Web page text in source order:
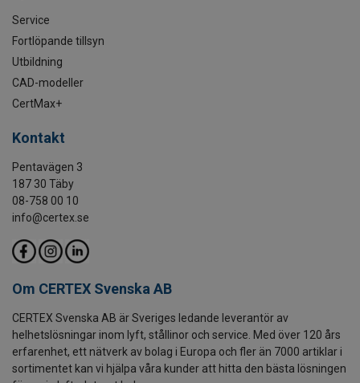
Service
Fortlöpande tillsyn
Utbildning
CAD-modeller
CertMax+
Kontakt
Pentavägen 3
187 30 Täby
08-758 00 10
info@certex.se
Om CERTEX Svenska AB
CERTEX Svenska AB är Sveriges ledande leverantör av
helhetslösningar inom lyft, stållinor och service. Med över 120 års
erfarenhet, ett nätverk av bolag i Europa och fler än 7000 artiklar i
sortimentet kan vi hjälpa våra kunder att hitta den bästa lösningen